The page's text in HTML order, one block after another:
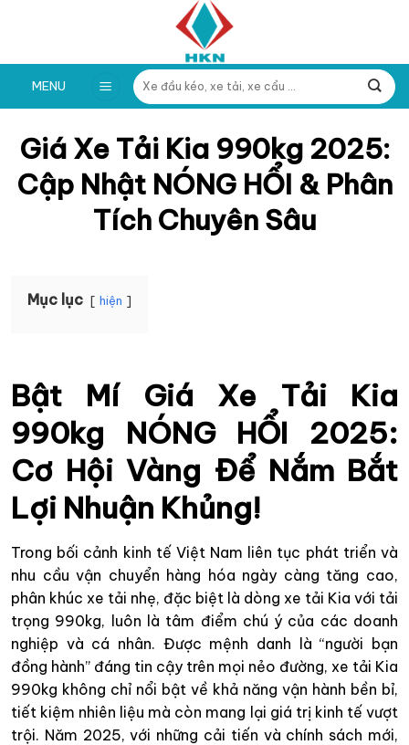
MENU
Tìm
kiếm:
Giá Xe Tải Kia 990kg 2025:
Cập Nhật NÓNG HỔI & Phân
Tích Chuyên Sâu
Mục lục hiện
Bật Mí Giá Xe Tải Kia
990kg NÓNG HỔI 2025:
Cơ Hội Vàng Để Nắm Bắt
Lợi Nhuận Khủng!
Trong bối cảnh kinh tế Việt Nam liên tục phát triển và
nhu cầu vận chuyển hàng hóa ngày càng tăng cao,
phân khúc xe tải nhẹ, đặc biệt là dòng xe tải Kia với tải
trọng 990kg, luôn là tâm điểm chú ý của các doanh
nghiệp và cá nhân. Được mệnh danh là “người bạn
đồng hành” đáng tin cậy trên mọi nẻo đường, xe tải Kia
990kg không chỉ nổi bật về khả năng vận hành bền bỉ,
tiết kiệm nhiên liệu mà còn mang lại giá trị kinh tế vượt
trội. Năm 2025, với những cải tiến và chính sách mới,